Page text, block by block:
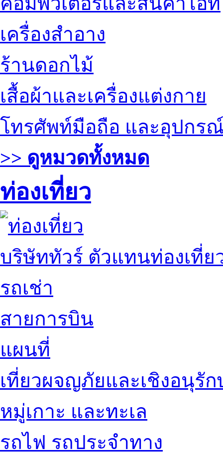
เครื่องสำอาง
ร้านดอกไม้
เสื้อผ้าและเครื่องแต่งกาย
โทรศัพท์มือถือ และอุปกร
>> ดูหมวดทั้งหมด
ท่องเที่ยว
บริษัททัวร์ ตัวแทนท่องเที่ย
รถเช่า
สายการบิน
แผนที่
เที่ยวผจญภัยและเชิงอนุรัก
หมู่เกาะ และทะเล
รถไฟ รถประจำทาง